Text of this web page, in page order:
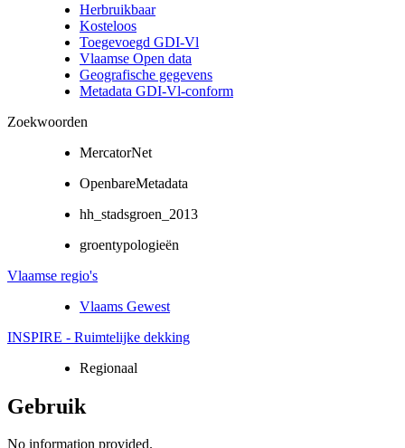
Herbruikbaar
Kosteloos
Toegevoegd GDI-Vl
Vlaamse Open data
Geografische gegevens
Metadata GDI-Vl-conform
Zoekwoorden
MercatorNet
OpenbareMetadata
hh_stadsgroen_2013
groentypologieën
Vlaamse regio's
Vlaams Gewest
INSPIRE - Ruimtelijke dekking
Regionaal
Gebruik
No information provided.